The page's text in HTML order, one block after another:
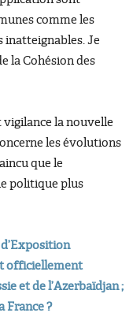
comme les
inatteignables. Je
la Cohésion des
la nouvelle
les évolutions
que le
politique plus
officiellement
et de l’Azerbaïdjan ;
France ?